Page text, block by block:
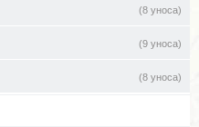
(8 уноса)
(9 уноса)
(8 уноса)